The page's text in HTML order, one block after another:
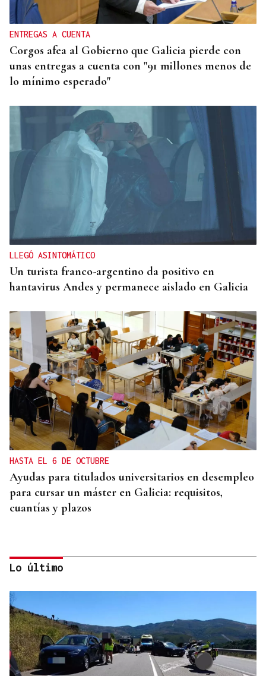
ENTREGAS A CUENTA
Corgos afea al Gobierno que Galicia pierde con
unas entregas a cuenta con "91 millones menos de
lo mínimo esperado"
LLEGÓ ASINTOMÁTICO
Un turista franco-argentino da positivo en
hantavirus Andes y permanece aislado en Galicia
HASTA EL 6 DE OCTUBRE
Ayudas para titulados universitarios en desempleo
para cursar un máster en Galicia: requisitos,
cuantías y plazos
Lo último